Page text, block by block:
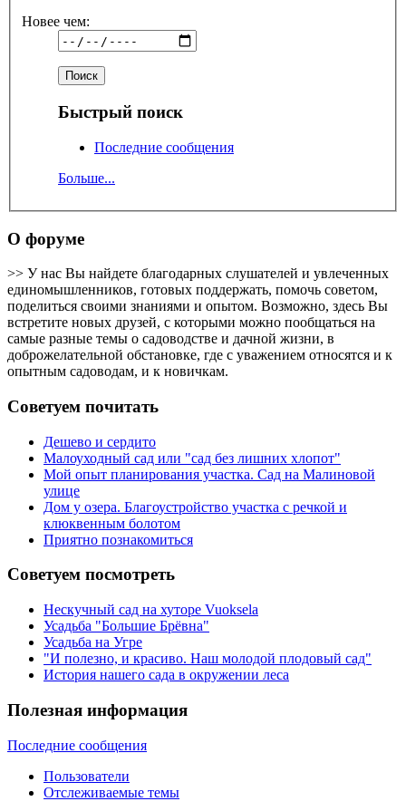
Новее чем:
Быстрый поиск
Последние сообщения
Больше...
О форуме
>> У нас Вы найдете благодарных слушателей и увлеченных
единомышленников, готовых поддержать, помочь советом,
поделиться своими знаниями и опытом. Возможно, здесь Вы
встретите новых друзей, с которыми можно пообщаться на
самые разные темы о садоводстве и дачной жизни, в
доброжелательной обстановке, где с уважением относятся и к
опытным садоводам, и к новичкам.
Советуем почитать
Дешево и сердито
Малоуходный сад или "сад без лишних хлопот"
Мой опыт планирования участка. Сад на Малиновой
улице
Дом у озера. Благоустройство участка с речкой и
клюквенным болотом
Приятно познакомиться
Советуем посмотреть
Нескучный сад на хуторе Vuoksela
Усадьба "Большие Брёвна"
Усадьба на Угре
"И полезно, и красиво. Наш молодой плодовый сад"
История нашего сада в окружении леса
Полезная информация
Последние сообщения
Пользователи
Отслеживаемые темы